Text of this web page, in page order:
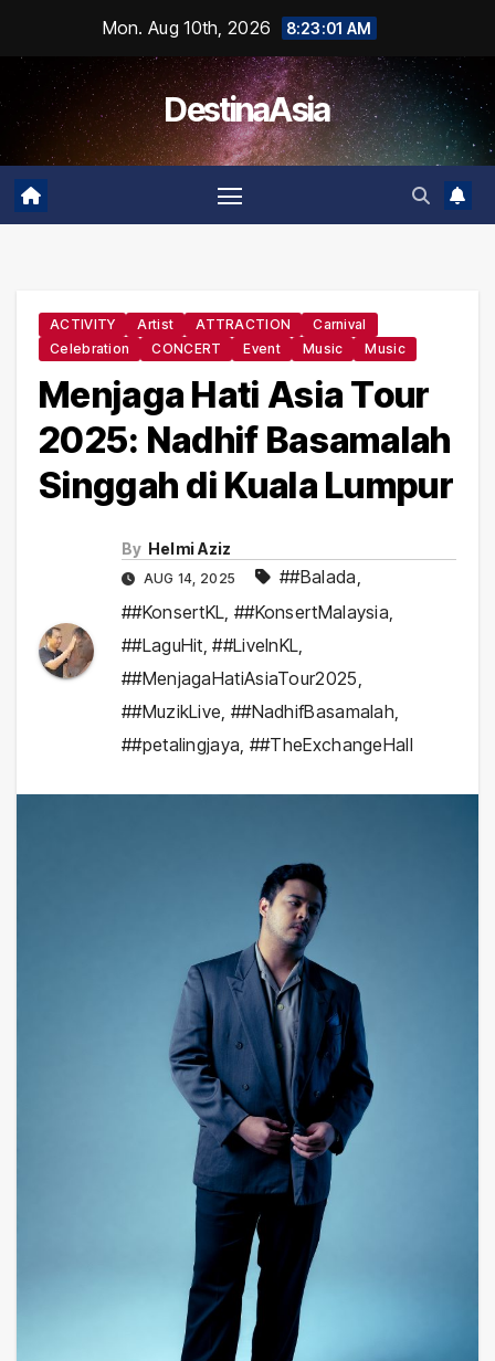
content
Mon. Aug 10th, 2026 8:23:02 AM
DestinaAsia
ACTIVITY Artist ATTRACTION
Carnival
Celebration
CONCERT Event Music Music
Menjaga Hati Asia Tour
2025: Nadhif Basamalah
Singgah di Kuala Lumpur
By Helmi Aziz
AUG 14, 2025 ##Balada,
##KonsertKL, ##KonsertMalaysia,
##LaguHit,##LiveInKL,
##MenjagaHatiAsiaTour2025,
##MuzikLive, ##NadhifBasamalah,
##petalingjaya, ##TheExchangeHall